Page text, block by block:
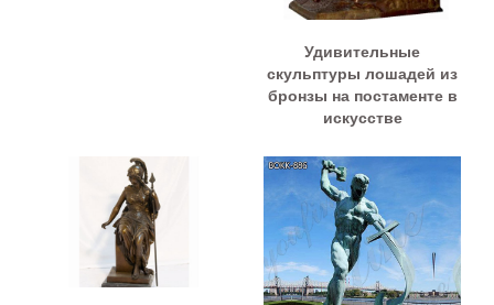
Удивительные
скульптуры лошадей из
бронзы на постаменте в
искусстве